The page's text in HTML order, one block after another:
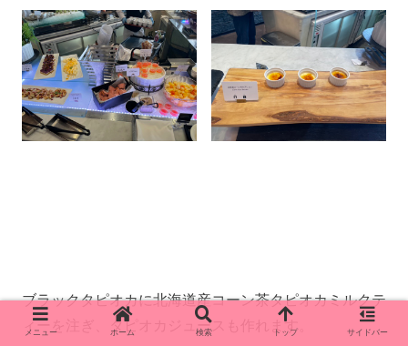
ブラックタピオカに北海道産コーン茶タピオカミルクテ
ィーを注ぎ、タピオカジュースも作れます。
メニュー ホーム 検索 トップ サイドバー